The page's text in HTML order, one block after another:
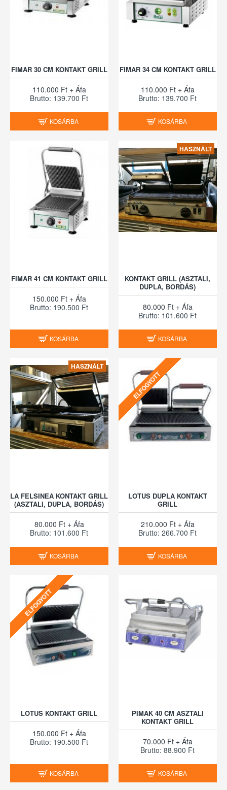
FIMAR 30 CM KONTAKT GRILL
110.000 Ft + Áfa
Brutto: 139.700 Ft
KOSÁRBA
FIMAR 34 CM KONTAKT GRILL
110.000 Ft + Áfa
Brutto: 139.700 Ft
KOSÁRBA
FIMAR 41 CM KONTAKT GRILL
150.000 Ft + Áfa
Brutto: 190.500 Ft
KOSÁRBA
HASZNÁLT
KONTAKT GRILL (ASZTALI,
DUPLA, BORDÁS)
80.000 Ft + Áfa
Brutto: 101.600 Ft
KOSÁRBA
HASZNÁLT
LA FELSINEA KONTAKT GRILL
(ASZTALI, DUPLA, BORDÁS)
80.000 Ft + Áfa
Brutto: 101.600 Ft
KOSÁRBA
ELFOGYOTT
LOTUS DUPLA KONTAKT
GRILL
210.000 Ft + Áfa
Brutto: 266.700 Ft
KOSÁRBA
ELFOGYOTT
LOTUS KONTAKT GRILL
150.000 Ft + Áfa
Brutto: 190.500 Ft
KOSÁRBA
PIMAK 40 CM ASZTALI
KONTAKT GRILL
70.000 Ft + Áfa
Brutto: 88.900 Ft
KOSÁRBA